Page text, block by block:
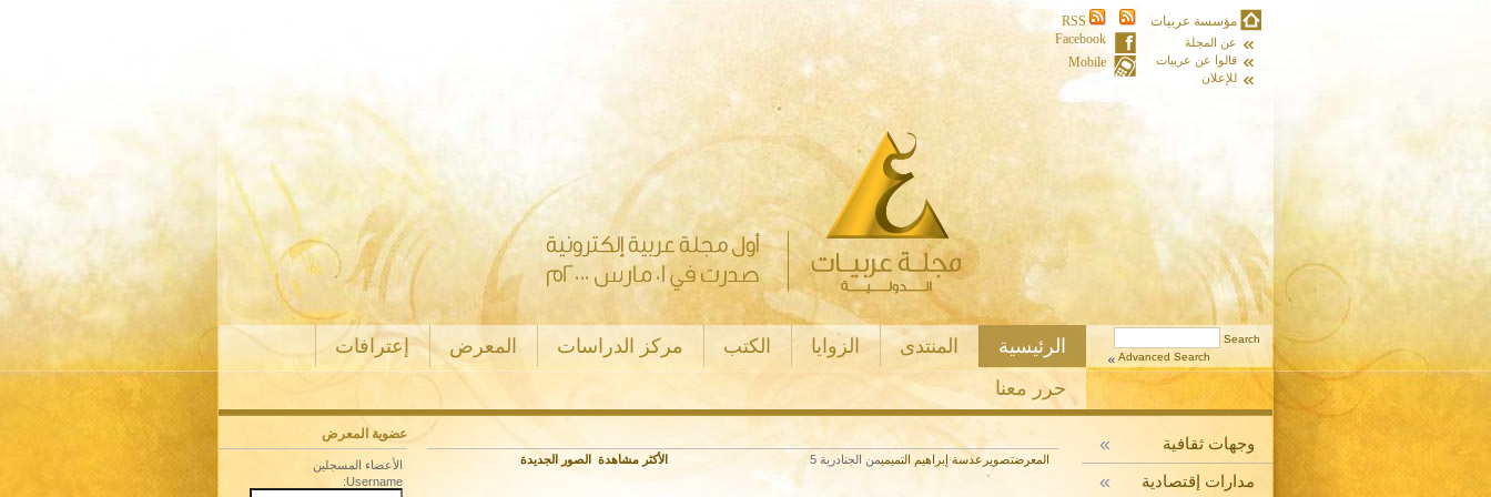
مؤسسة عربيات
عن المجلة
قالوا عن عربيات
للإعلان
Facebook
Mobile
Advanced Search الرئيسية المنتدى الزوايا الكتب مركز الدراسات المعرض
إعترافات
حرر معنا
وجهات ثقافية
مدارات إقتصادية
المعرضتصوير عدسة إبراهيم التميميمن الجنادرية 5 الأكثر مشاهدة الصور الجديدة
عضوية المعرض
الأعضاء المسجلين
Username: